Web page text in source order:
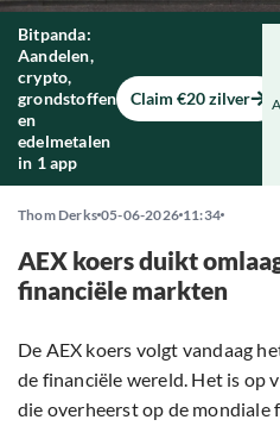
Bitpanda:
Aandelen,
crypto,
grondstoffen
en
edelmetalen
in 1 app
Claim €20 zilver
Thom Derks 05-06-2026 11:34
AEX koers duikt
financiële markten
De AEX koers volgt vandaag
de financiële wereld. Het is op
die overheerst op de mondiale